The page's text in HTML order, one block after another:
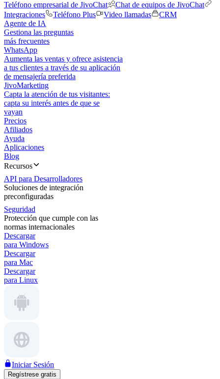
Teléfono empresarial de JivoChat
Chat de equipos de JivoChat
Integraciones
Teléfono Plus Video llamadas
CRM
Agente de IA
Gestiona las preguntas
más frecuentes
WhatsApp
Aumenta las ventas y ofrece asistencia
a tus clientes a través de su aplicación
de mensajería preferida
JivoMarketing
Capta la atención de tus visitantes:
capta su interés antes de que se
vayan
Precios
Afiliados
Ayuda
Aplicaciones
Blog
Recursos
API para Desarrolladores
Soluciones de integración
preconfiguradas
Seguridad
Protección que cumple con las
normas internacionales
Descargar
para Windows
Descargar
para Mac
Descargar
para Linux
Iniciar Sesión
Regístrese gratis